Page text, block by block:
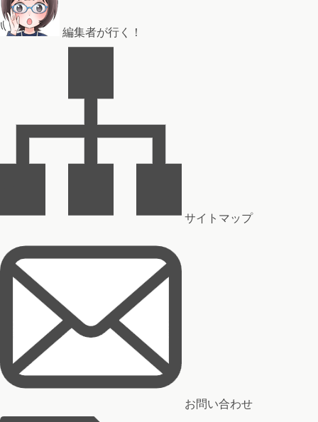
編集者が行く！
サイトマップ
お問い合わせ